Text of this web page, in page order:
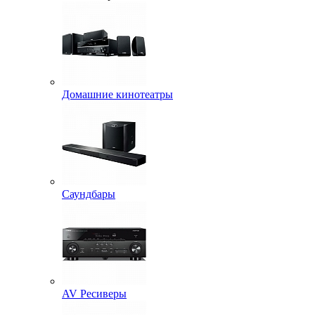
Домашние кинотеатры
Саундбары
AV Ресиверы